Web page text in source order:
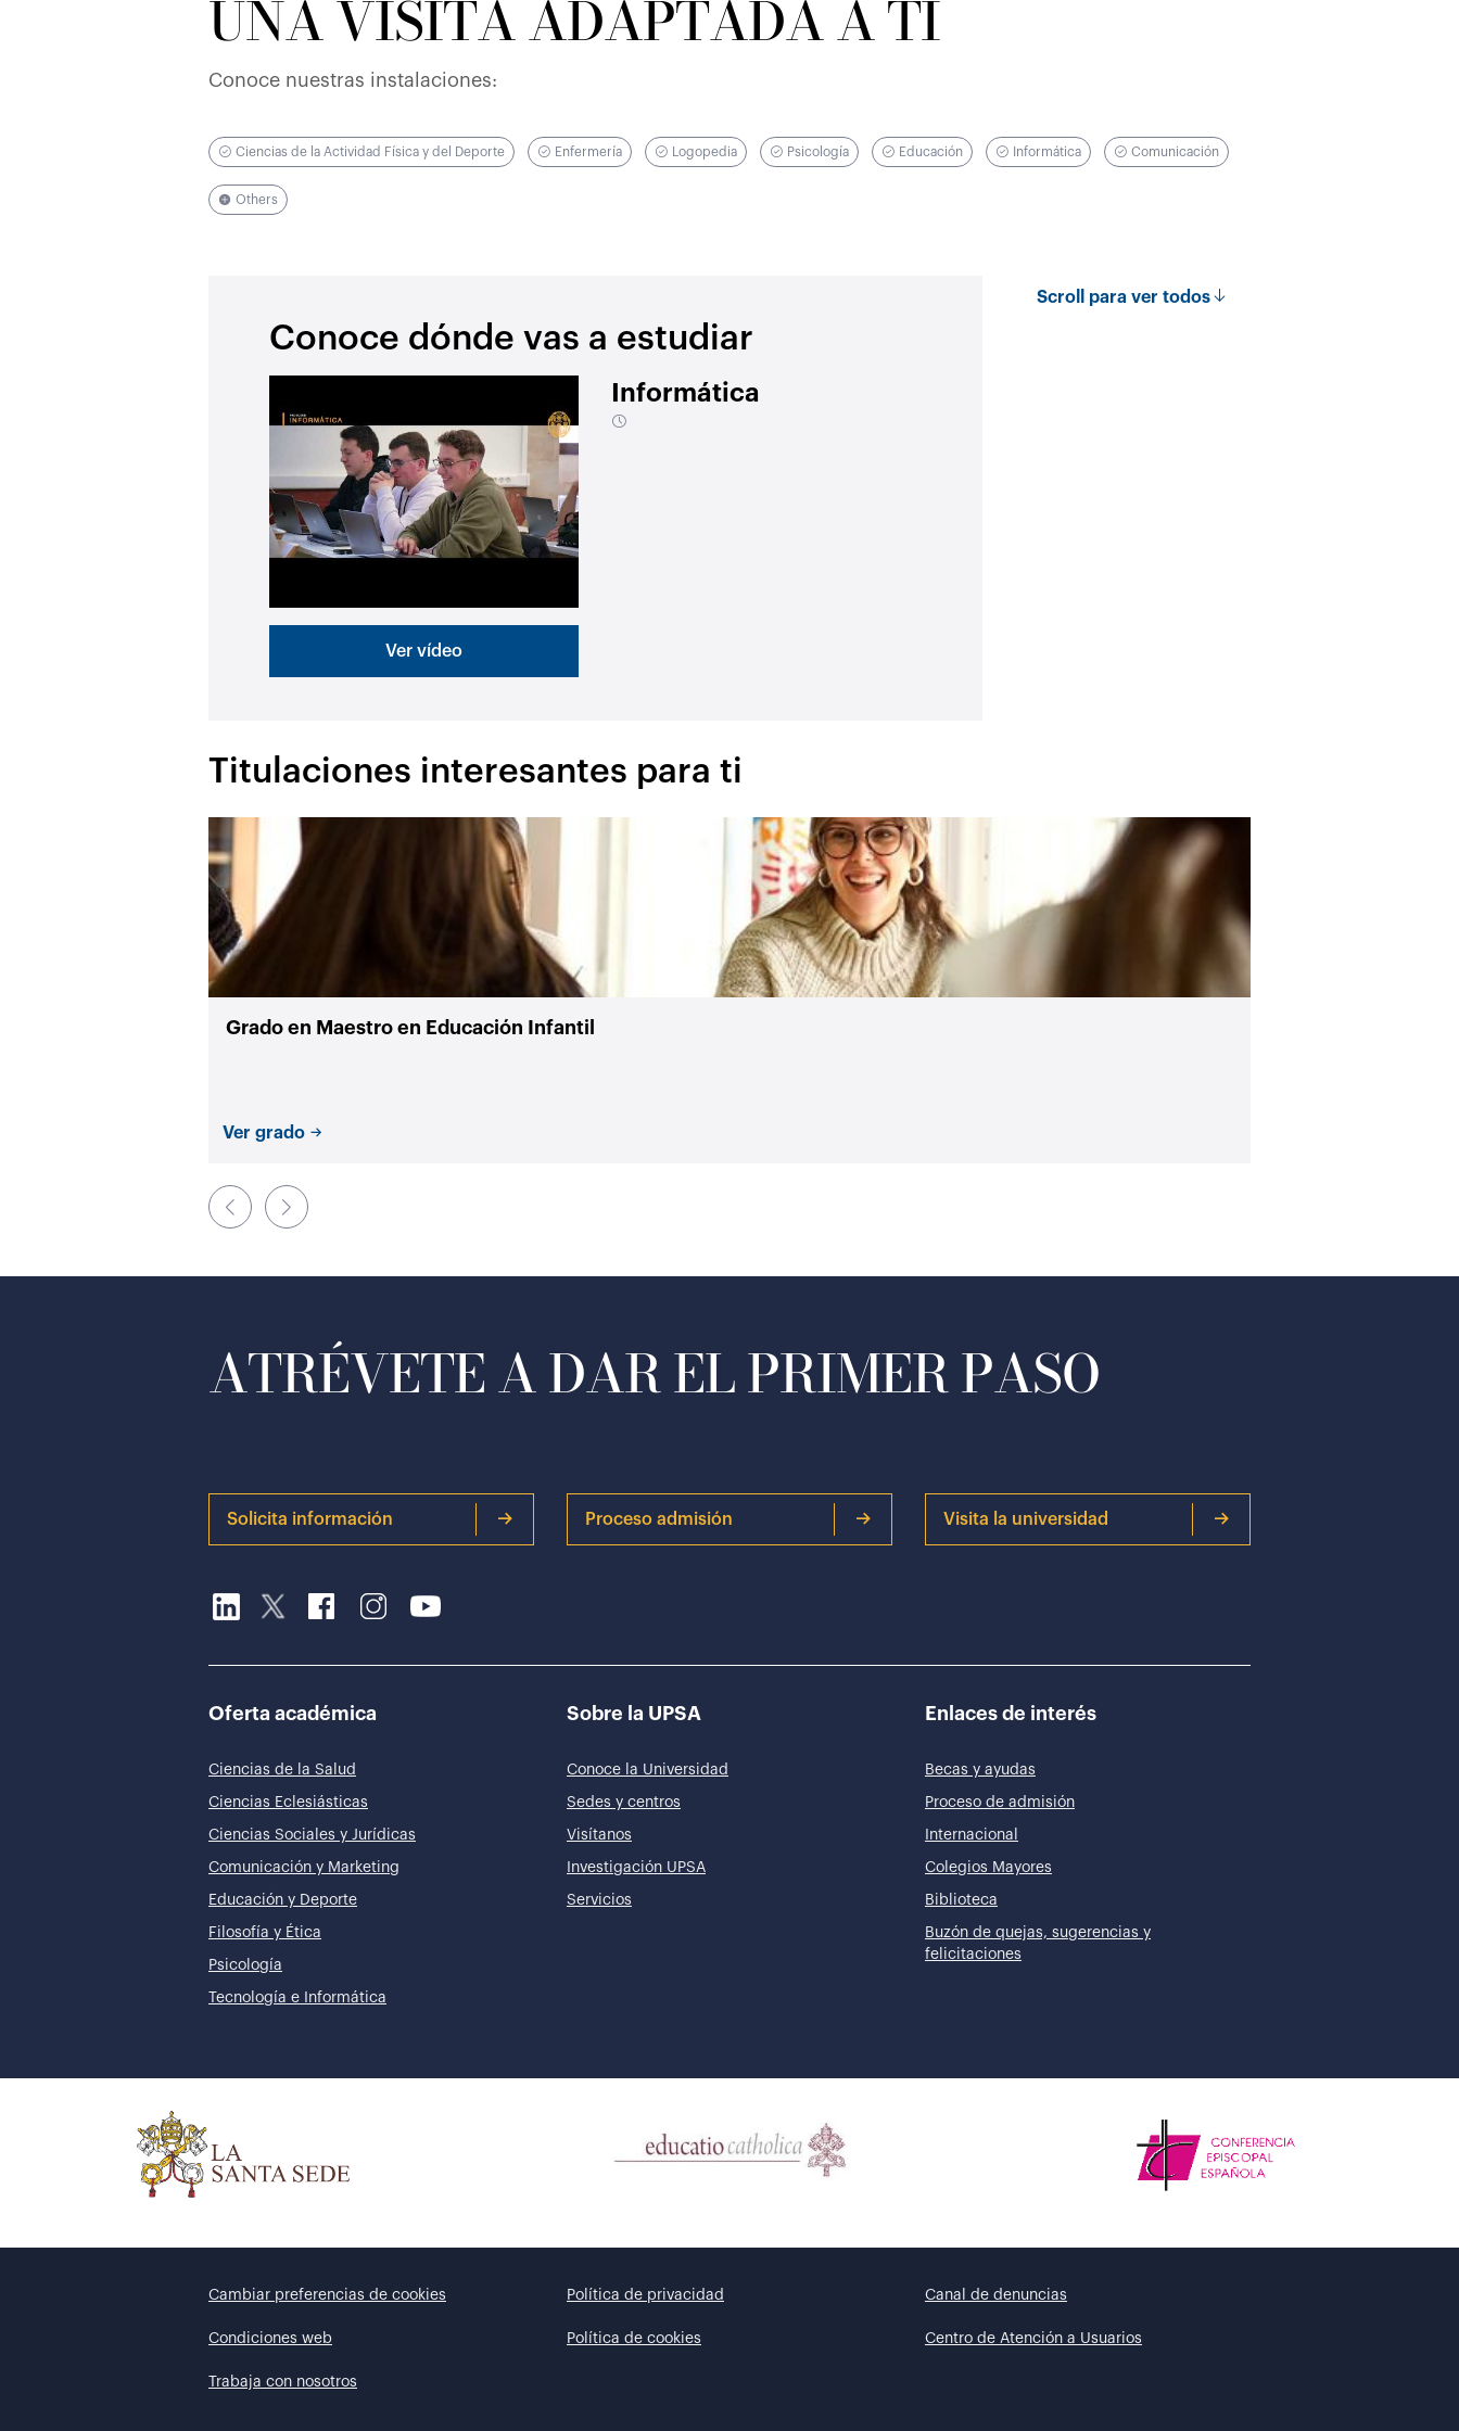
histórico
corazón de la
UNA VISITA ADAPTADA A TI
Conoce nuestras instalaciones:
Ciencias de la Actividad Física y del Deporte Enfermería Logopedia Psicología Educación Informática Comunicación
Others
Conoce dónde vas a estudiar
Informática
Ver vídeo
Informática
Scroll para ver todos
Titulaciones interesantes para ti
Grado en Maestro en Educación Infantil
Ver grado
ATRÉVETE A DAR EL PRIMER PASO
Solicita información Proceso admisión Visita la universidad
Oferta académica
Ciencias de la Salud
Ciencias Eclesiásticas
Ciencias Sociales y Jurídicas
Comunicación y Marketing
Educación y Deporte
Filosofía y Ética
Psicología
Tecnología e Informática
Sobre la UPSA
Conoce la Universidad
Sedes y centros
Visítanos
Investigación UPSA
Servicios
Enlaces de interés
Becas y ayudas
Proceso de admisión
Internacional
Colegios Mayores
Biblioteca
Buzón de quejas, sugerencias y
felicitaciones
Cambiar preferencias de cookies Política de privacidad Canal de denuncias
Condiciones web Política de cookies Centro de Atención a Usuarios
Trabaja con nosotros